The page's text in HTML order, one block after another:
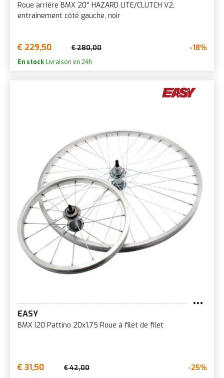
Roue arrière BMX 20'' HAZARD LITE/CLUTCH V2,
entraînement côté gauche, noir
€ 229,50 € 280,00 -18%
En stock Livraison en 24h
EASY
BMX I20 Pattino 20x1.75 Roue à filet de filet
€ 31,50 € 42,00 -25%